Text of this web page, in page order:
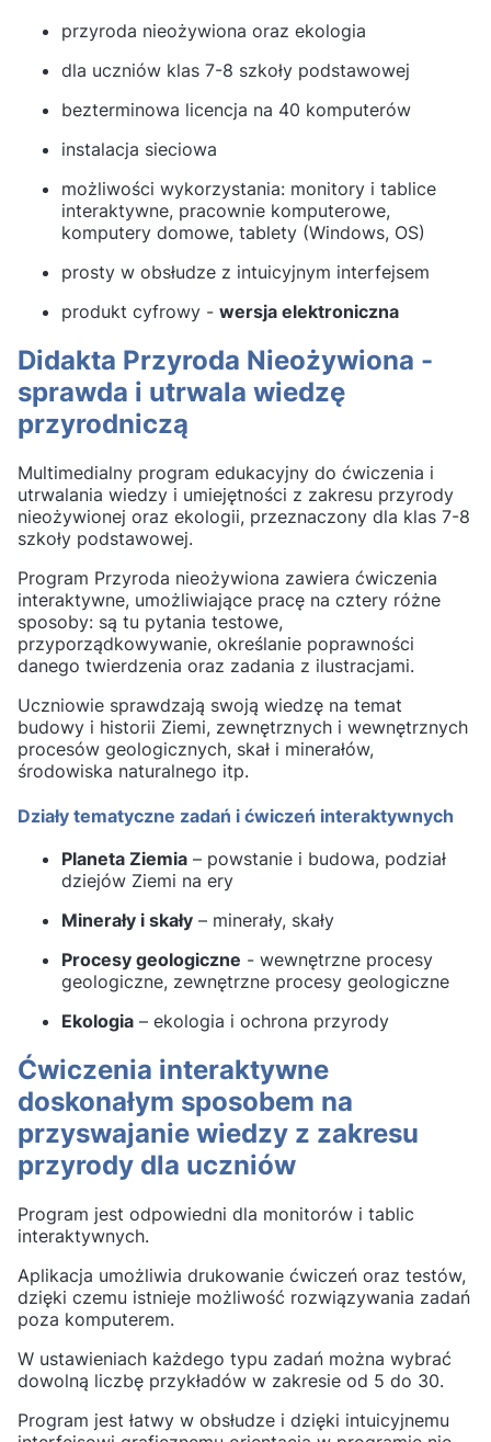
przyroda nieożywiona oraz ekologia
dla uczniów klas 7-8 szkoły podstawowej
bezterminowa licencja na 40 komputerów
instalacja sieciowa
możliwości wykorzystania: monitory i tablice
interaktywne, pracownie komputerowe,
komputery domowe, tablety (Windows, OS)
prosty w obsłudze z intuicyjnym interfejsem
produkt cyfrowy - wersja elektroniczna
Didakta Przyroda Nieożywiona -
sprawda i utrwala wiedzę
przyrodniczą
Multimedialny program edukacyjny do ćwiczenia i
utrwalania wiedzy i umiejętności z zakresu przyrody
nieożywionej oraz ekologii, przeznaczony dla klas 7-8
szkoły podstawowej.
Program Przyroda nieożywiona zawiera ćwiczenia
interaktywne, umożliwiające pracę na cztery różne
sposoby: są tu pytania testowe,
przyporządkowywanie, określanie poprawności
danego twierdzenia oraz zadania z ilustracjami.
Uczniowie sprawdzają swoją wiedzę na temat
budowy i historii Ziemi, zewnętrznych i wewnętrznych
procesów geologicznych, skał i minerałów,
środowiska naturalnego itp.
Działy tematyczne zadań i ćwiczeń interaktywnych
Planeta Ziemia – powstanie i budowa, podział
dziejów Ziemi na ery
Minerały i skały – minerały, skały
Procesy geologiczne - wewnętrzne procesy
geologiczne, zewnętrzne procesy geologiczne
Ekologia – ekologia i ochrona przyrody
Ćwiczenia interaktywne
doskonałym sposobem na
przyswajanie wiedzy z zakresu
przyrody dla uczniów
Program jest odpowiedni dla monitorów i tablic
interaktywnych.
Aplikacja umożliwia drukowanie ćwiczeń oraz testów,
dzięki czemu istnieje możliwość rozwiązywania zadań
poza komputerem.
W ustawieniach każdego typu zadań można wybrać
dowolną liczbę przykładów w zakresie od 5 do 30.
Program jest łatwy w obsłudze i dzięki intuicyjnemu